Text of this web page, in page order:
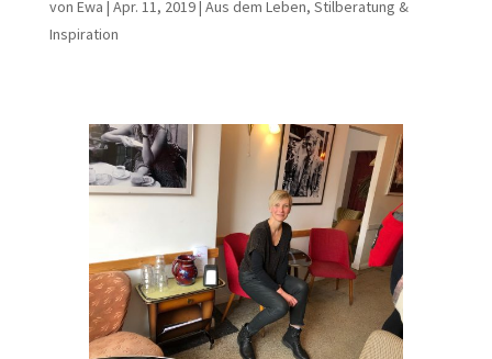
von Ewa | Apr. 11, 2019| Aus dem Leben, Stilberatung &
Inspiration